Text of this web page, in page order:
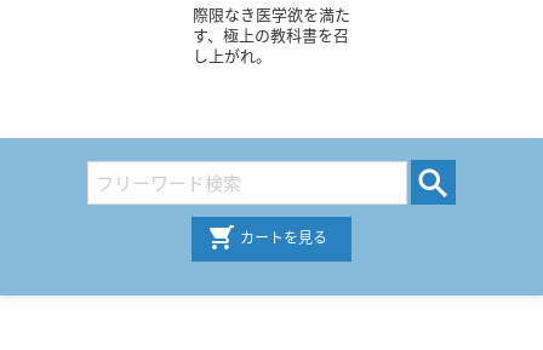
際限なき医学欲を満た
す、極上の教科書を召
し上がれ。
カートを見る